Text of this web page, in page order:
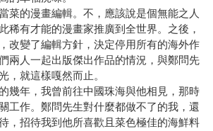
菜的漫畫編輯。不，應該說是個無能之人
稀有才能的漫畫家推廣到全世界。之後，
改變了編輯方針，決定停用所有的海外作
兩人一起出版傑出作品的情況，與鄭問先
，就這樣嘎然而止。
幾年，我曾前往中國珠海與他相見，那時
工作。鄭問先生對什麼都做不了的我，還
，招待我到他所喜歡且菜色極佳的海鮮料